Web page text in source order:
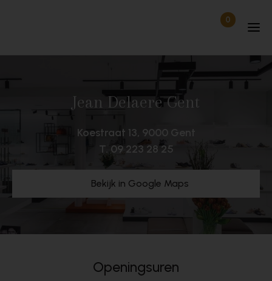
0Items in
Jean Delaere Gent
Koestraat 13, 9000 Gent
T. 09 223 28 25
Bekijk in Google Maps
Openingsuren